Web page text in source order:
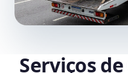
Serviços